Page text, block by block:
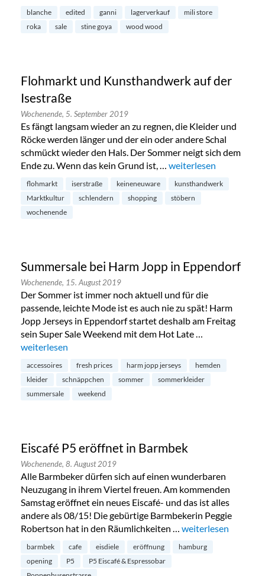
blanche edited ganni lagerverkauf
mili store
roka
sale stine goya wood wood
Flohmarkt und Kunsthandwerk auf der
Isestraße
Wochenende, 5. September 2019
Es fängt langsam wieder an zu regnen, die Kleider und
Röcke werden länger und der ein oder andere Schal
schmückt wieder den Hals. Der Sommer neigt sich dem
Ende zu. Wenn das kein Grund ist, … „Flohmarkt und
weiterlesen
flohmarkt iserstraße keineneuware
kunsthandwerk
Marktkultur
schlendern shopping
stöbern
wochenende
Summersale bei Harm Jopp in Eppendorf
Wochenende, 15. August 2019
Der Sommer ist immer noch aktuell und für die
passende, leichte Mode ist es auch nie zu spät! Harm
Jopp Jerseys in Eppendorf startet deshalb am Freitag
sein Super Sale Weekend mit dem Hot Late …
„Summersale bei Harm Jopp in Eppendorf“
weiterlesen
accessoires fresh prices harm jopp jerseys
hemden
kleider
schnäppchen sommer
sommerkleider
summersale
weekend
Eiscafé P5 eröffnet in Barmbek
Wochenende, 8. August 2019
Alle Barmbeker dürfen sich auf einen wunderbaren
Neuzugang in ihrem Viertel freuen. Am kommenden
Samstag eröffnet ein neues Eiscafé- und das ist alles
andere als 08/15! Die gebürtige Barmbekerin Peggie
Robertson hat in den Räumlichkeiten … „Eiscafé P5 eröffnet
weiterlesen
barmbek cafe eisdiele eröffnung
hamburg
opening
P5
P5 Eiscafé & Espressobar